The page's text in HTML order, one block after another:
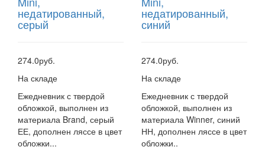
недатированный,
серый
274.0руб.
На складе
Ежедневник с твердой
обложкой, выполнен из
материала Brand, серый
ЕЕ, дополнен ляссе в цвет
обложки...
недатированный,
синий
274.0руб.
На складе
Ежедневник с твердой
обложкой, выполнен из
материала Winner, синий
НН, дополнен ляссе в цвет
обложки..